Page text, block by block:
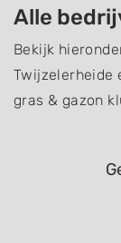
Alle
Bekijk
Twijzelerheide
gras & gazon